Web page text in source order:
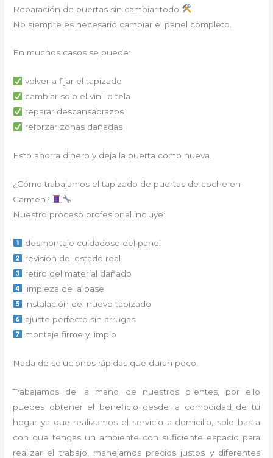
Reparación de puertas sin cambiar todo
No siempre es necesario cambiar el panel completo.
En muchos casos se puede:
volver a fijar el tapizado
cambiar solo el vinil o tela
reparar descansabrazos
reforzar zonas dañadas
Esto ahorra dinero y deja la puerta como nueva.
¿Cómo trabajamos el tapizado de puertas de coche en
Carmen?
Nuestro proceso profesional incluye:
desmontaje cuidadoso del panel
revisión del estado real
retiro del material dañado
limpieza de la base
instalación del nuevo tapizado
ajuste perfecto sin arrugas
montaje firme y limpio
Nada de soluciones rápidas que duran poco.
Trabajamos de la mano de nuestros clientes, por ello
puedes obtener el beneficio desde la comodidad de tu
hogar ya que realizamos el servicio a domicilio, solo basta
con que tengas un ambiente con suficiente espacio para
realizar el trabajo, manejamos precios justos y diferentes